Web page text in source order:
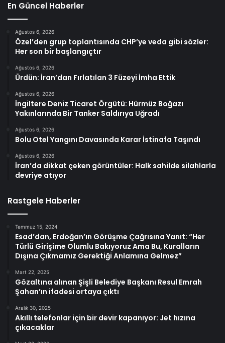
En Güncel Haberler
Ağustos 6, 2026
Özel’den grup toplantısında CHP’ye veda gibi sözler:
Her son bir başlangıçtır
Ağustos 6, 2026
Ürdün: İran’dan Fırlatılan 3 Füzeyi İmha Ettik
Ağustos 6, 2026
İngiltere Deniz Ticaret Örgütü: Hürmüz Boğazı
Yakınlarında Bir Tanker Saldırıya Uğradı
Ağustos 6, 2026
Bolu Otel Yangını Davasında Karar İstinafa Taşındı
Ağustos 6, 2026
İran’da dikkat çeken görüntüler: Halk sahilde silahlarla
devriye atıyor
Rastgele Haberler
Temmuz 15, 2024
Esad’dan, Erdoğan’ın Görüşme Çağrısına Yanıt: “Her
Türlü Girişime Olumlu Bakıyoruz Ama Bu, Kuralların
Dışına Çıkmamız Gerektiği Anlamına Gelmez”
Mart 22, 2025
Gözaltına alınan Şişli Belediye Başkanı Resul Emrah
Şahan’ın ifadesi ortaya çıktı
Aralık 30, 2025
Akıllı telefonlar için bir devir kapanıyor: Jet hızına
çıkacaklar